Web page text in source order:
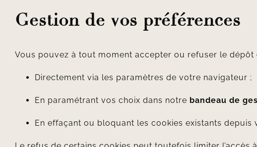
Gestion de vos préférences
Vous pouvez à tout moment accepter ou refuser le dépôt
Directement via les paramètres de votre navigateur ;
En paramétrant vos choix dans notre bandeau de
En effaçant ou bloquant les cookies existants depuis